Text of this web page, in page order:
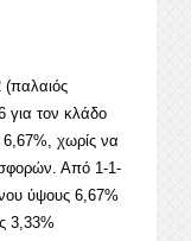
(παλαιός
για τον κλάδο
6,67%, χωρίς να
Από 1-1-
ύψους 6,67%
3,33%